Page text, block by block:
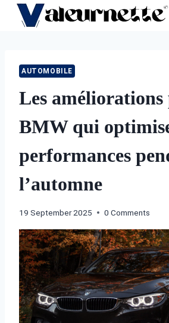
Skip
AUTOMOBILE
Les
BMW qui
performances
l’automne
19 September 2025 0 Comments